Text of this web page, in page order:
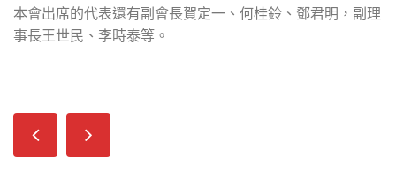
本會出席的代表還有副會長賀定一、何桂鈴、鄧君明，副理
事長王世民、李時泰等。